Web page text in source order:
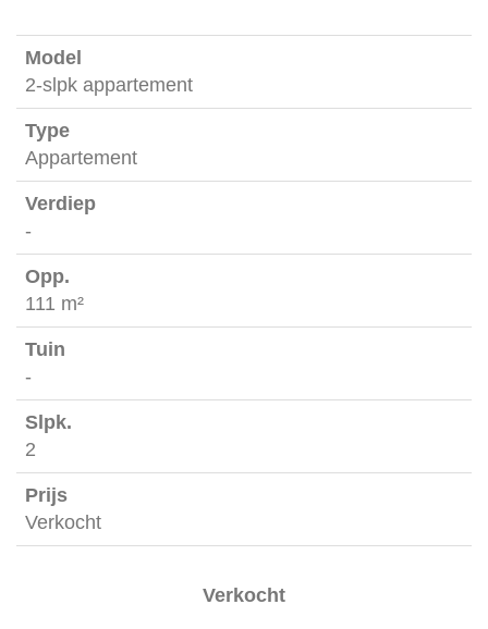
2-slpk appartement
Appartement
-
111 m²
-
2
Verkocht
Verkocht